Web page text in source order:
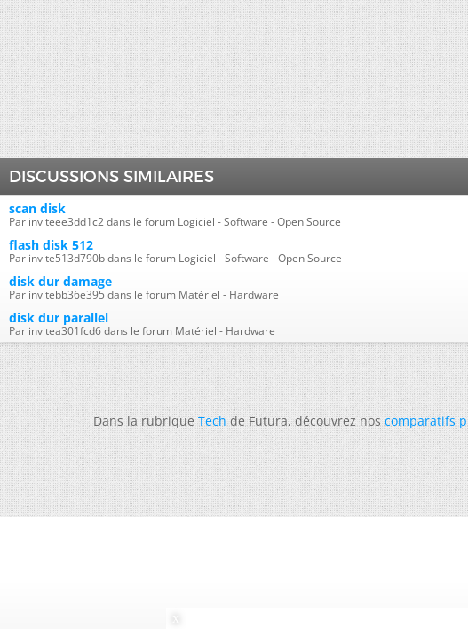
DISCUSSIONS SIMILAIRES
scan disk
Par inviteee3dd1c2 dans le forum Logiciel - Software - Open Source
flash disk 512
Par invite513d790b dans le forum Logiciel - Software - Open Source
disk dur damage
Par invitebb36e395 dans le forum Matériel - Hardware
disk dur parallel
Par invitea301fcd6 dans le forum Matériel - Hardware
Dans la rubriqueTechde Futura, découvrez noscomparatifs